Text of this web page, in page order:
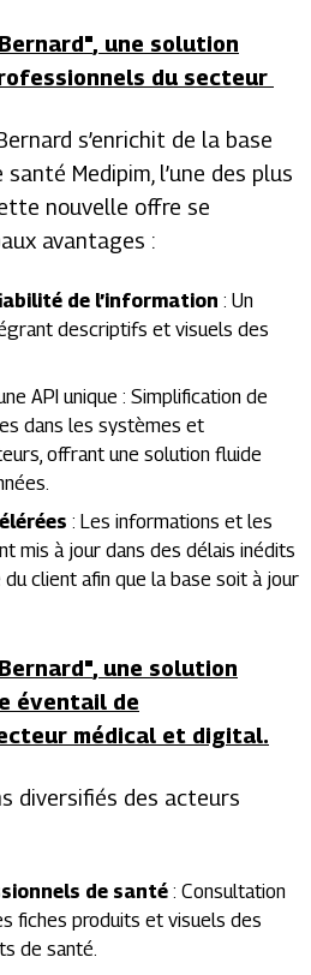
, une solution
du secteur
s’enrichit de la base
Medipim, l’une des plus
nouvelle offre se
avantages :
de l’information : Un
descriptifs et visuels des
API unique : Simplification de
dans les systèmes et
offrant une solution fluide
: Les informations et les
mis à jour dans des délais inédits
client afin que la base soit à jour
, une solution
éventail de
médical et digital.
diversifiés des acteurs
de santé : Consultation
fiches produits et visuels des
de santé.